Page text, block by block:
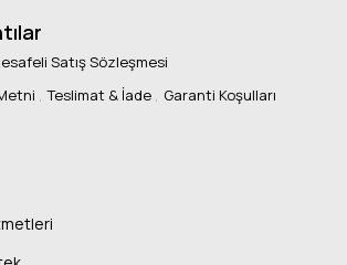
Satış Sözleşmesi
Teslimat & İade Garanti Koşulları